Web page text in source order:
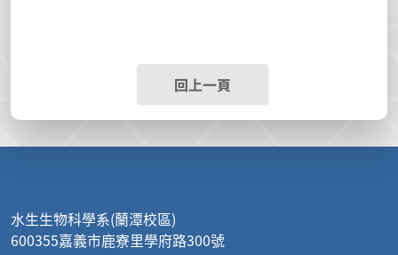
回上一頁
水生生物科學系(蘭潭校區)
600355嘉義市鹿寮里學府路300號